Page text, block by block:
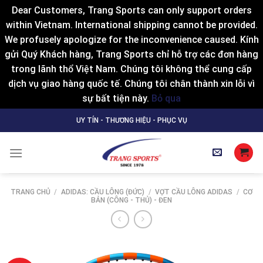
Dear Customers, Trang Sports can only support orders
within Vietnam. International shipping cannot be provided.
We profusely apologize for the inconvenience caused. Kính
gửi Quý Khách hàng, Trang Sports chỉ hỗ trợ các đơn hàng
trong lãnh thổ Việt Nam. Chúng tôi không thể cung cấp
dịch vụ giao hàng quốc tế. Chúng tôi chân thành xin lỗi vì
sự bất tiện này. Bỏ qua
to
UY TÍN - THƯƠNG HIỆU - PHỤC VỤ
TRANG CHỦ / ADIDAS: CẦU LÔNG (ĐỨC) / VỢT CẦU LÔNG ADIDAS / CƠ
BẢN (CÔNG - THỦ) - ĐEN